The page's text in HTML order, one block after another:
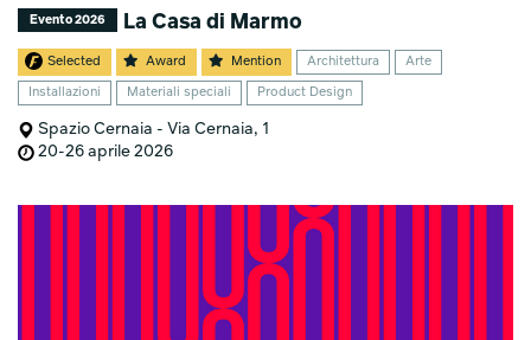
Evento 2026 La Casa di Marmo
Selected Award Mention Architettura Arte
Installazioni Materiali speciali Product Design
Spazio Cernaia - Via Cernaia, 1
20-26 aprile 2026